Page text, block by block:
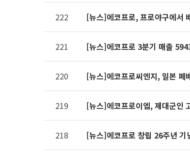
222 [뉴스]에코프로, 프로야구에서
221 [뉴스]에코프로 3분기 매출
220 [뉴스]에코프로씨엔지, 일본 폐
219 [뉴스]에코프로이엠, 제대군인
218 [뉴스]에코프로 창립 26주년